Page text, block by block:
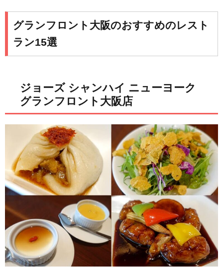
グランフロント大阪のおすすめのレスト
ラン15選
ジョーズ シャンハイ ニューヨーク
グランフロント大阪店